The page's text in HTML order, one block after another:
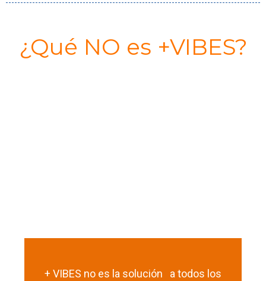
¿Qué NO es +VIBES?
+ VIBES no es la solución a todos los